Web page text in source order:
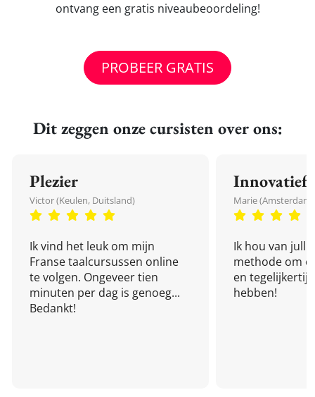
ontvang een gratis niveaubeoordeling!
PROBEER GRATIS
Dit zeggen onze cursisten over ons:
Plezier
Victor (Keulen, Duitsland)
Ik vind het leuk om mijn
Franse taalcursussen online
te volgen. Ongeveer tien
minuten per dag is genoeg...
Bedankt!
Innovatief
Marie
Ik hou van
methode om
en
hebben!